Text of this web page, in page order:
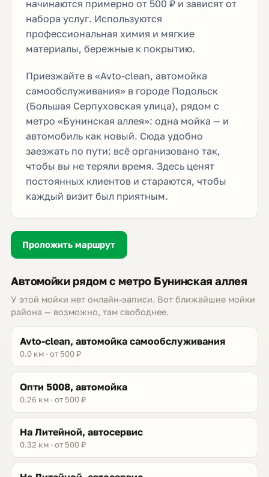
начинаются примерно от 500 ₽ и зависят от
набора услуг. Используются
профессиональная химия и мягкие
материалы, бережные к покрытию.
Приезжайте в «Avto-сlean, автомойка
самообслуживания» в городе Подольск
(Большая Серпуховская улица), рядом с
метро «Бунинская аллея»: одна мойка — и
автомобиль как новый. Сюда удобно
заезжать по пути: всё организовано так,
чтобы вы не теряли время. Здесь ценят
постоянных клиентов и стараются, чтобы
каждый визит был приятным.
Проложить маршрут
Автомойки рядом с метро Бунинская аллея
У этой мойки нет онлайн-записи. Вот ближайшие мойки
района — возможно, там свободнее.
Avto-сlean, автомойка самообслуживания
0.0 км · от 500 ₽
Опти 5008, автомойка
0.26 км · от 500 ₽
На Литейной, автосервис
0.32 км · от 500 ₽